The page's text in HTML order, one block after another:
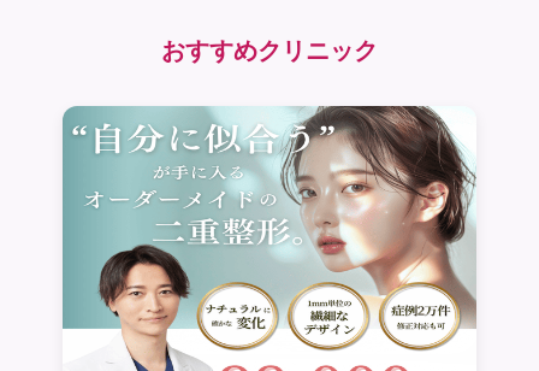
おすすめクリニック